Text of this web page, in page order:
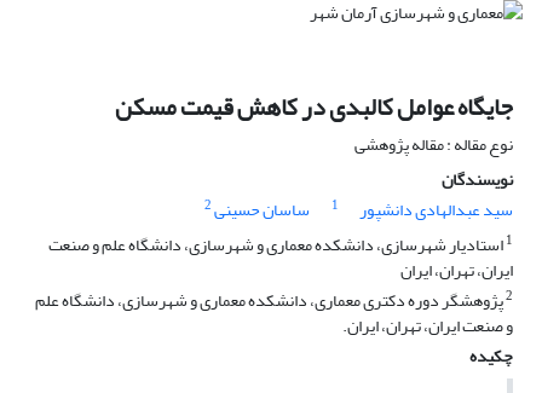
جایگاه عوامل کالبدی در کاهش قیمت مسکن
نوع مقاله : مقاله پژوهشی
نویسندگان
سید عبدالهادی دانشپور
1 ساسان حسینی2
1استادیار شهرسازی، دانشکده معماری و شهرسازی، دانشگاه علم و صنعت
ایران، تهران، ایران
2پژوهشگر دوره دکتری معماری، دانشکده معماری و شهرسازی، دانشگاه علم
و صنعت ایران، تهران، ایران.
چکیده